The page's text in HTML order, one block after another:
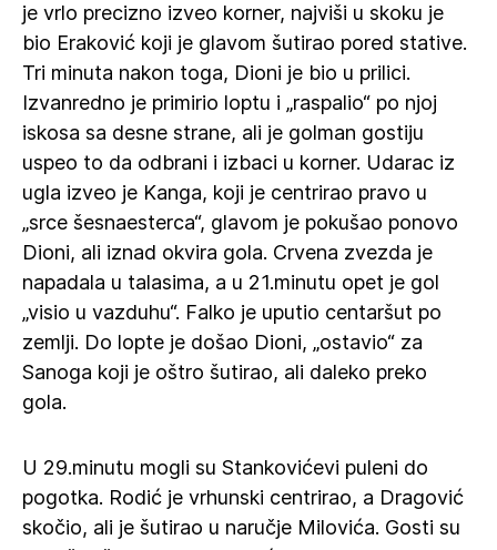
je vrlo precizno izveo korner, najviši u skoku je
bio Eraković koji je glavom šutirao pored stative.
Tri minuta nakon toga, Dioni je bio u prilici.
Izvanredno je primirio loptu i „raspalio“ po njoj
iskosa sa desne strane, ali je golman gostiju
uspeo to da odbrani i izbaci u korner. Udarac iz
ugla izveo je Kanga, koji je centrirao pravo u
„srce šesnaesterca“, glavom je pokušao ponovo
Dioni, ali iznad okvira gola. Crvena zvezda je
napadala u talasima, a u 21.minutu opet je gol
„visio u vazduhu“. Falko je uputio centaršut po
zemlji. Do lopte je došao Dioni, „ostavio“ za
Sanoga koji je oštro šutirao, ali daleko preko
gola.
U 29.minutu mogli su Stankovićevi puleni do
pogotka. Rodić je vrhunski centrirao, a Dragović
skočio, ali je šutirao u naručje Milovića. Gosti su